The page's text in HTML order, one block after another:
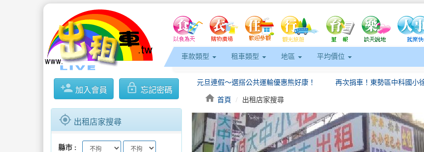
車款類型 租車類型 地區 平均價位
person_add 加入會員 lock_outline 忘記密碼
gps_fixed 出租店家搜尋
縣市
元旦連假～選搭公共運輸優惠熊好康！
2022世界地球日 零碳交通綠運輸 QR支付樂暢遊
home 首頁 出租店家搜尋